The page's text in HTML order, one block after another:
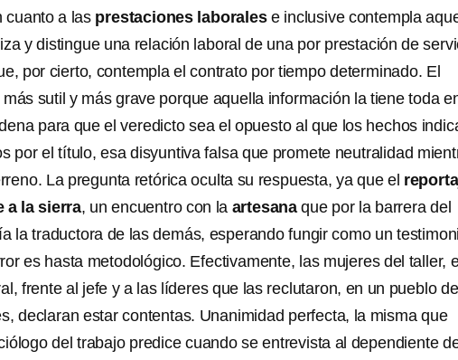
cuanto a las prestaciones laboralese inclusive contempla
y distingue una relación laboral de una por prestación de
por cierto, contempla el contrato por tiempo determinado. El
sutil y más grave porque aquella información la tiene toda
para que el veredicto sea el opuesto al que los hechos
por el título, esa disyuntiva falsa que promete neutralidad
La pregunta retórica oculta su respuesta, ya que el
a la sierra, un encuentro con la artesana que por la barrera del
la traductora de las demás, esperando fungir como un
es hasta metodológico. Efectivamente, las mujeres del taller,
frente al jefe y a las líderes que las reclutaron, en un pueblo
declaran estar contentas. Unanimidad perfecta, la misma que
del trabajo predice cuando se entrevista al dependiente